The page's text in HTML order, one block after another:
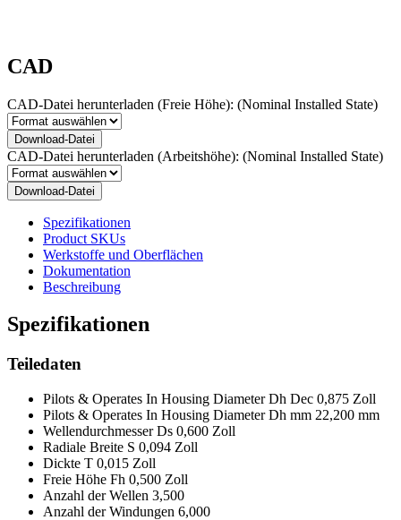
CAD
CAD-Datei herunterladen (Freie Höhe): (Nominal Installed State)
Download-Datei
CAD-Datei herunterladen (Arbeitshöhe): (Nominal Installed State)
Download-Datei
Spezifikationen
Product SKUs
Werkstoffe und Oberflächen
Dokumentation
Beschreibung
Spezifikationen
Teiledaten
Pilots & Operates In Housing Diameter Dh Dec 0,875 Zoll
Pilots & Operates In Housing Diameter Dh mm 22,200 mm
Wellendurchmesser Ds 0,600 Zoll
Radiale Breite S 0,094 Zoll
Dickte T 0,015 Zoll
Freie Höhe Fh 0,500 Zoll
Anzahl der Wellen 3,500
Anzahl der Windungen 6,000